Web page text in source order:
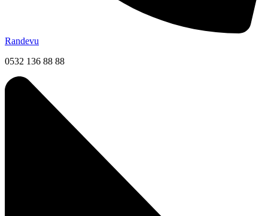
Randevu
0532 136 88 88